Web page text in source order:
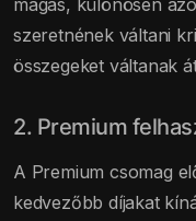
magas, különösen
szeretnének váltani
összegeket váltanak
2. Premium
A Premium csomag
kedvezőbb díjakat